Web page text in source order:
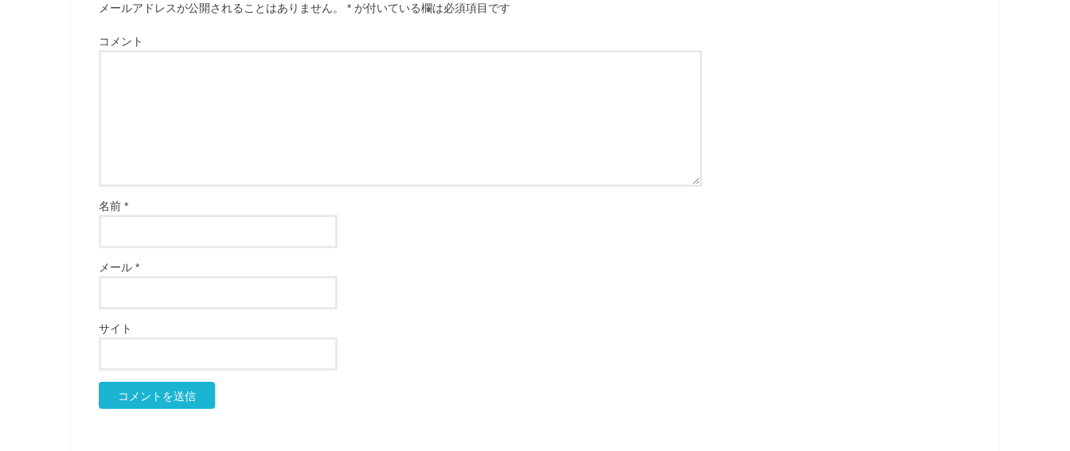
メールアドレスが公開されることはありません。 * が付いている欄は必須項目です
コメント
名前 *
メール *
サイト